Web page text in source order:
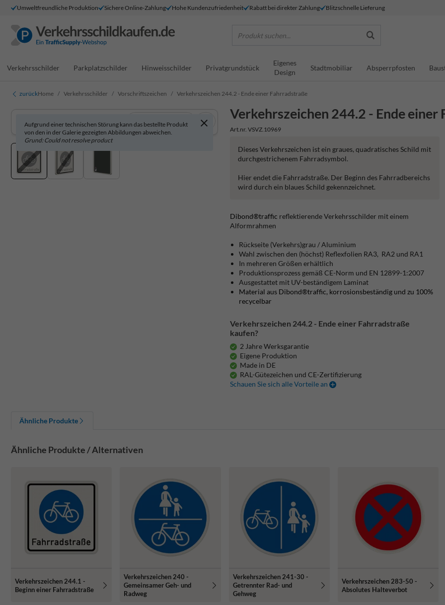
Umweltfreundliche Produktion Sichere Online-Zahlung Hohe Kundenzufriedenheit Rabatt bei direkter Zahlung Blitzschnelle Lieferung
Produkt suchen...
Verkehrsschilder Parkplatzschilder Hinweisschilder Privatgrundstück
Eigenes
Design
Stadtmobiliar Absperrpfosten
zurückHome Verkehrsschilder Vorschriftszeichen Verkehrszeichen 244.2 - Ende einer Fahrradstraße
Verkehrszeichen 244.2 - Ende
Art.nr. VSVZ.10969
Aufgrund einer technischen Störung kann das bestellte Produkt
von den in der Galerie gezeigten Abbildungen abweichen.
Grund: Could not resolve product
In 3D anzeigen
Dieses Verkehrszeichen ist ein graues, quadratisches Schild mit
durchgestrichenem Fahrradsymbol.
Hier endet die Fahrradstraße. Der Beginn des Fahrradbereichs
wird durch ein blaues Schild gekennzeichnet.
Dibond®traffic reflektierende Verkehrsschilder mit einem
Alformrahmen
Rückseite (Verkehrs)grau / Aluminium
Wahl zwischen den (höchst) Reflexfolien RA3, RA2 und RA1
In mehreren Größen erhältlich
Produktionsprozess gemäß CE-Norm und EN 12899-1:2007
Ausgestattet mit UV-beständigem Laminat
Material aus Dibond®traffic, korrosionsbeständig und zu 100%
recycelbar
Verkehrszeichen 244.2 - Ende einer Fahrradstraße
kaufen?
2 Jahre Werksgarantie
Eigene Produktion
Made in DE
RAL-Gütezeichen und CE-Zertifizierung
Schauen Sie sich alle Vorteile an
Ähnliche Produkte
Ähnliche Produkte / Alternativen
Verkehrszeichen 244.1 -
Beginn einer Fahrradstraße
Verkehrszeichen 240 -
Gemeinsamer Geh- und
Radweg
Verkehrszeichen 241-30 -
Getrennter Rad- und
Gehweg
Verkehrszeichen 283-50 -
Absolutes Halteverbot